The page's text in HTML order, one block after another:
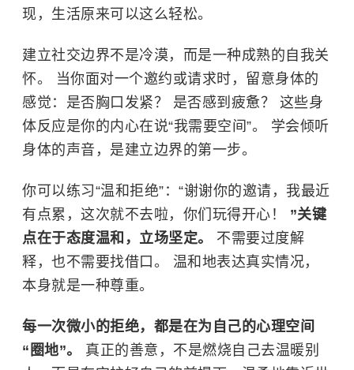
现，生活原来可以这么轻松。
建立社交边界不是冷漠，而是一种成熟的自我关
怀。 当你面对一个邀约或请求时，留意身体的
感觉：是否胸口发紧？ 是否感到疲惫？ 这些身
体反应是你的内心在说“我需要空间”。 学会倾听
身体的声音，是建立边界的第一步。
你可以练习“温和拒绝”：“谢谢你的邀请，我最近
有点累，这次就不去啦，你们玩得开心！ ”关键
点在于态度温和，立场坚定。 不需要过度解
释，也不需要找借口。 温和地表达真实情况，
本身就是一种尊重。
每一次微小的拒绝，都是在为自己的心理空间
“圈地”。 真正的善意，不是燃烧自己去温暖别